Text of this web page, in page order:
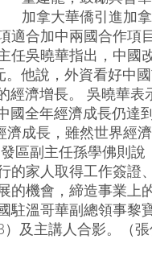
加拿大華僑引進加
適合加中兩國合作項
任吳曉華指出，中國
他說，外資看好中
經濟增長。 吳曉華
國全年經濟成長仍達
成長，雖然世界經
區副主任孫學佛則
的家人取得工作簽證
的機會，締造事業上
駐溫哥華副總領事黎
及主講人合影。（